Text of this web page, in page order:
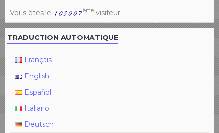
Vous êtes le ème visiteur
TRADUCTION AUTOMATIQUE
Français
English
Español
Italiano
Deutsch